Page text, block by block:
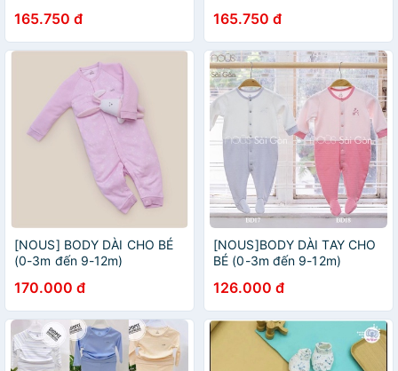
165.750 đ 165.750 đ
[NOUS] BODY DÀI CHO BÉ
(0-3m đến 9-12m)
170.000 đ
[NOUS]BODY DÀI TAY CHO
BÉ (0-3m đến 9-12m)
126.000 đ